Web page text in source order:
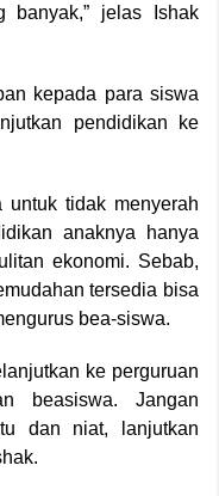
banyak,” jelas Ishak
kepada para siswa
pendidikan ke
untuk tidak menyerah
anaknya hanya
ekonomi. Sebab,
tersedia bisa
bea-siswa.
ke perguruan
beasiswa. Jangan
dan niat, lanjutkan